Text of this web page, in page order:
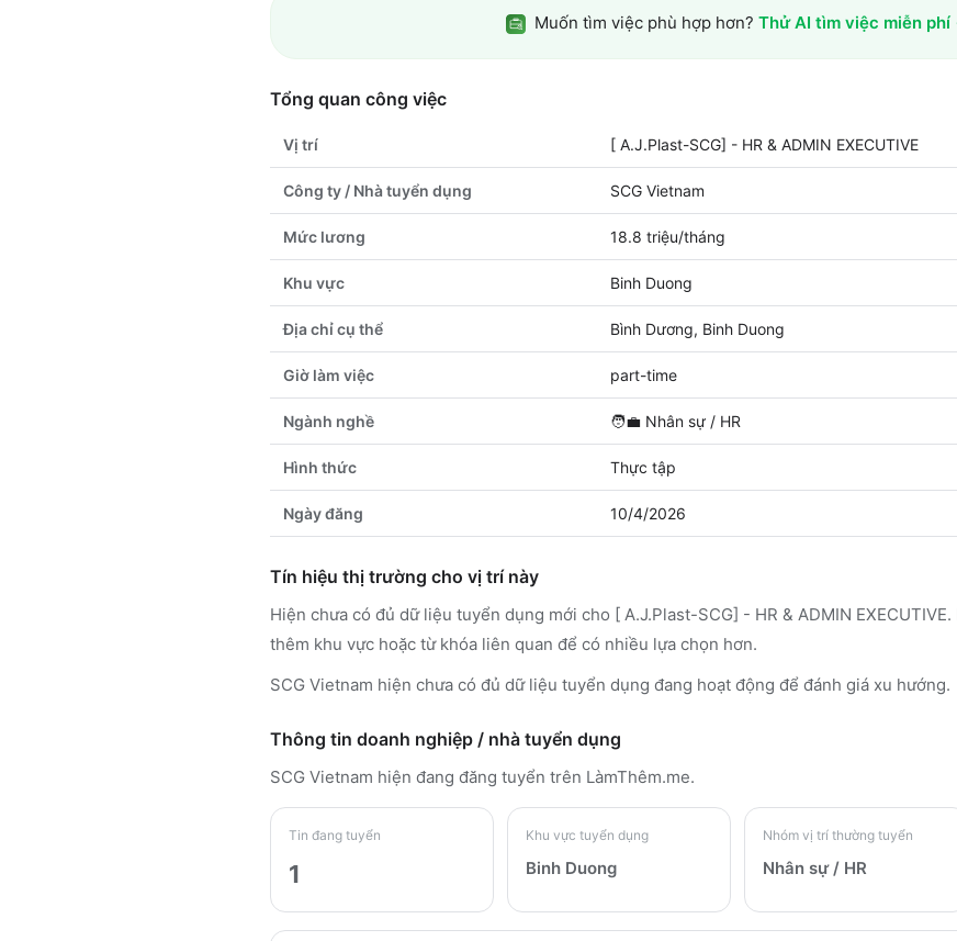
Muốn tìm việc phù hợp hơn? Thử AI tìm việc miễn
Tổng quan công việc
Vị trí [ A.J.Plast-SCG] - HR & ADMIN EXECUTIVE
Công ty / Nhà tuyển dụng SCG Vietnam
Mức lương 18.8 triệu/tháng
Khu vực Binh Duong
Địa chỉ cụ thể Bình Dương, Binh Duong
Giờ làm việc part-time
Ngành nghề 🧑‍💼 Nhân sự / HR
Hình thức Thực tập
Ngày đăng 10/4/2026
Tín hiệu thị trường cho vị trí này
Hiện chưa có đủ dữ liệu tuyển dụng mới cho [ A.J.Plast-SCG] - HR & ADMIN
thêm khu vực hoặc từ khóa liên quan để có nhiều lựa chọn hơn.
SCG Vietnam hiện chưa có đủ dữ liệu tuyển dụng đang hoạt động để đánh giá xu hướng.
Thông tin doanh nghiệp / nhà tuyển dụng
SCG Vietnam hiện đang đăng tuyển trên LàmThêm.me.
Tin đang tuyển
1
Khu vực tuyển dụng
Binh Duong
Nhóm vị trí thường tuyển
Nhân sự / HR